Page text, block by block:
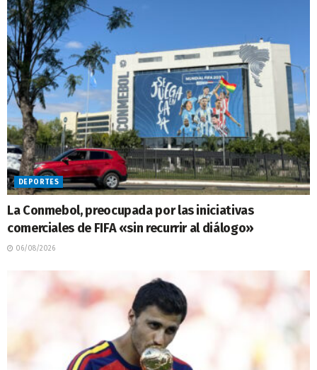
DEPORTES
La Conmebol, preocupada por las iniciativas
comerciales de FIFA «sin recurrir al diálogo»
06/08/2026